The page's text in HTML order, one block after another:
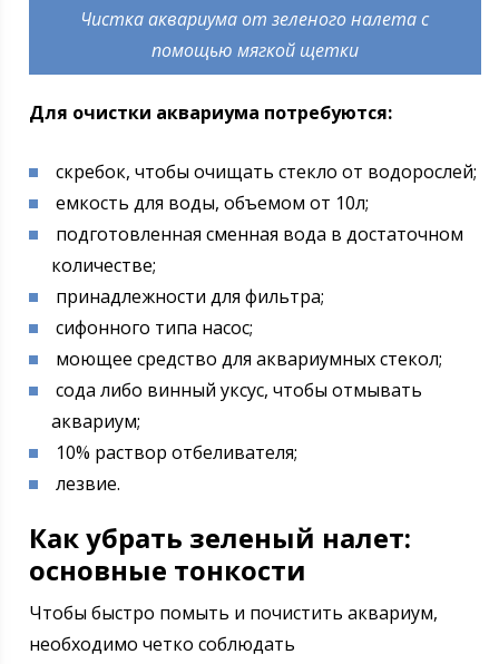
Чистка аквариума от зеленого налета с
помощью мягкой щетки
Для очистки аквариума потребуются:
скребок, чтобы очищать стекло от водорослей;
емкость для воды, объемом от 10л;
подготовленная сменная вода в достаточном
количестве;
принадлежности для фильтра;
сифонного типа насос;
моющее средство для аквариумных стекол;
сода либо винный уксус, чтобы отмывать
аквариум;
10% раствор отбеливателя;
лезвие.
Как убрать зеленый налет:
основные тонкости
Чтобы быстро помыть и почистить аквариум,
необходимо четко соблюдать